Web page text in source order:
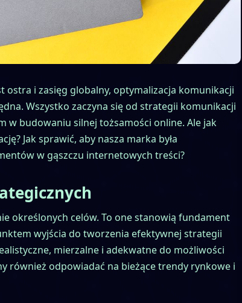
ostra i zasięg globalny, optymalizacja komunikacji
Wszystko zaczyna się od strategii komunikacji
w budowaniu silnej tożsamości online. Ale jak
Jak sprawić, aby nasza marka była
w gąszczu internetowych treści?
określonych celów. To one stanowią fundament
wyjścia do tworzenia efektywnej strategii
mierzalne i adekwatne do możliwości
również odpowiadać na bieżące trendy rynkowe i